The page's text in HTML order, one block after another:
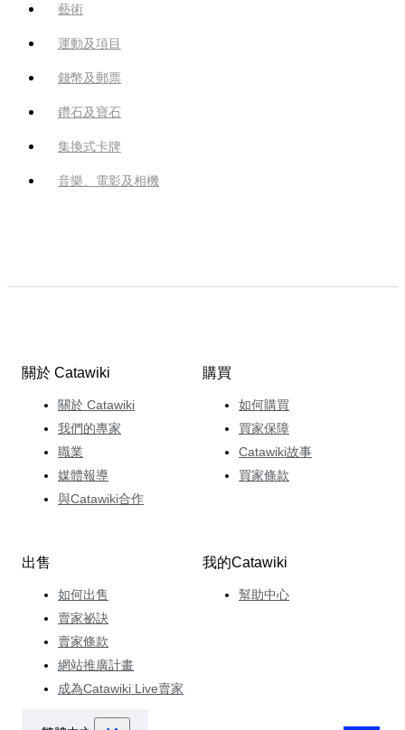
藝術
運動及項目
錢幣及郵票
鑽石及寶石
集換式卡牌
音樂、電影及相機
關於 Catawiki
關於 Catawiki
我們的專家
職業
媒體報導
與Catawiki合作
購買
如何購買
買家保障
Catawiki故事
買家條款
出售
如何出售
賣家祕訣
賣家條款
網站推廣計畫
成為Catawiki Live賣家
我的Catawiki
幫助中心